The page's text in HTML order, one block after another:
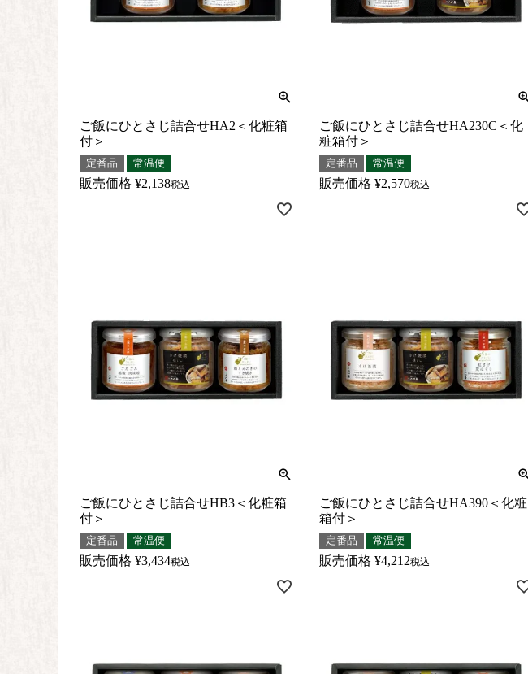
ご飯にひとさじ詰合せHA2＜化粧箱
付＞
定番品 常温便
販売価格 ¥2,138税込
ご飯にひとさじ詰合せHA230C＜化
粧箱付＞
定番品 常温便
販売価格 ¥2,570税込
ご飯にひとさじ詰合せHB3＜化粧箱
付＞
定番品 常温便
販売価格 ¥3,434税込
ご飯にひとさじ詰合せHA390＜化粧
箱付＞
定番品 常温便
販売価格 ¥4,212税込